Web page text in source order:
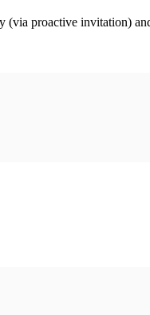
(via proactive invitation)